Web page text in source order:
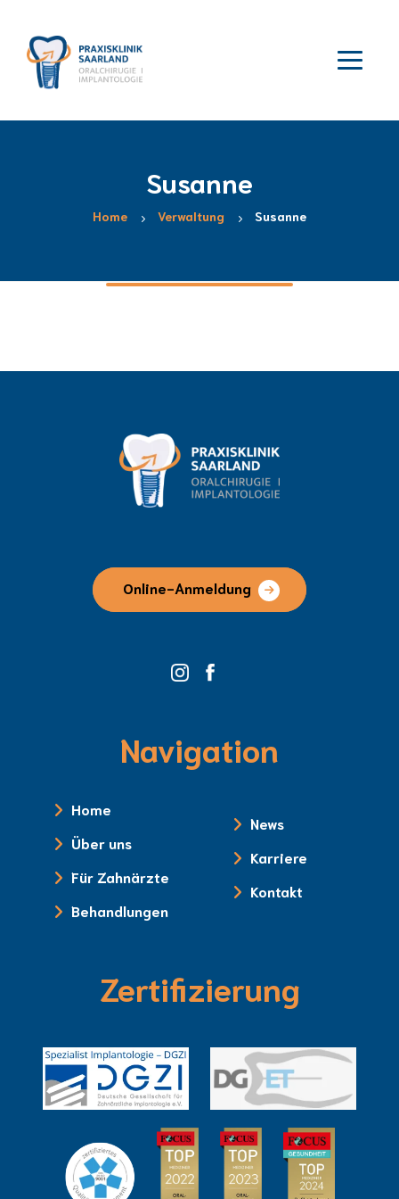
Susanne
Home Verwaltung Susanne
Online-Anmeldung
Navigation
Home
Über uns
Für Zahnärzte
Behandlungen
News
Karriere
Kontakt
Zertifizierung